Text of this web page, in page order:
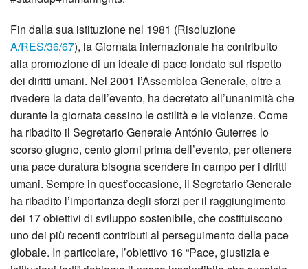
Fin dalla sua istituzione nel 1981 (Risoluzione
A/RES/36/67), la Giornata internazionale ha contribuito
alla promozione di un ideale di pace fondato sul rispetto
dei diritti umani. Nel 2001 l’Assemblea Generale, oltre a
rivedere la data dell’evento, ha decretato all’unanimità che
durante la giornata cessino le ostilità e le violenze. Come
ha ribadito il Segretario Generale António Guterres lo
scorso giugno, cento giorni prima dell’evento, per ottenere
una pace duratura bisogna scendere in campo per i diritti
umani. Sempre in quest’occasione, il Segretario Generale
ha ribadito l’importanza degli sforzi per il raggiungimento
dei 17 obiettivi di sviluppo sostenibile, che costituiscono
uno dei più recenti contributi al perseguimento della pace
globale. In particolare, l’obiettivo 16 “Pace, giustizia e